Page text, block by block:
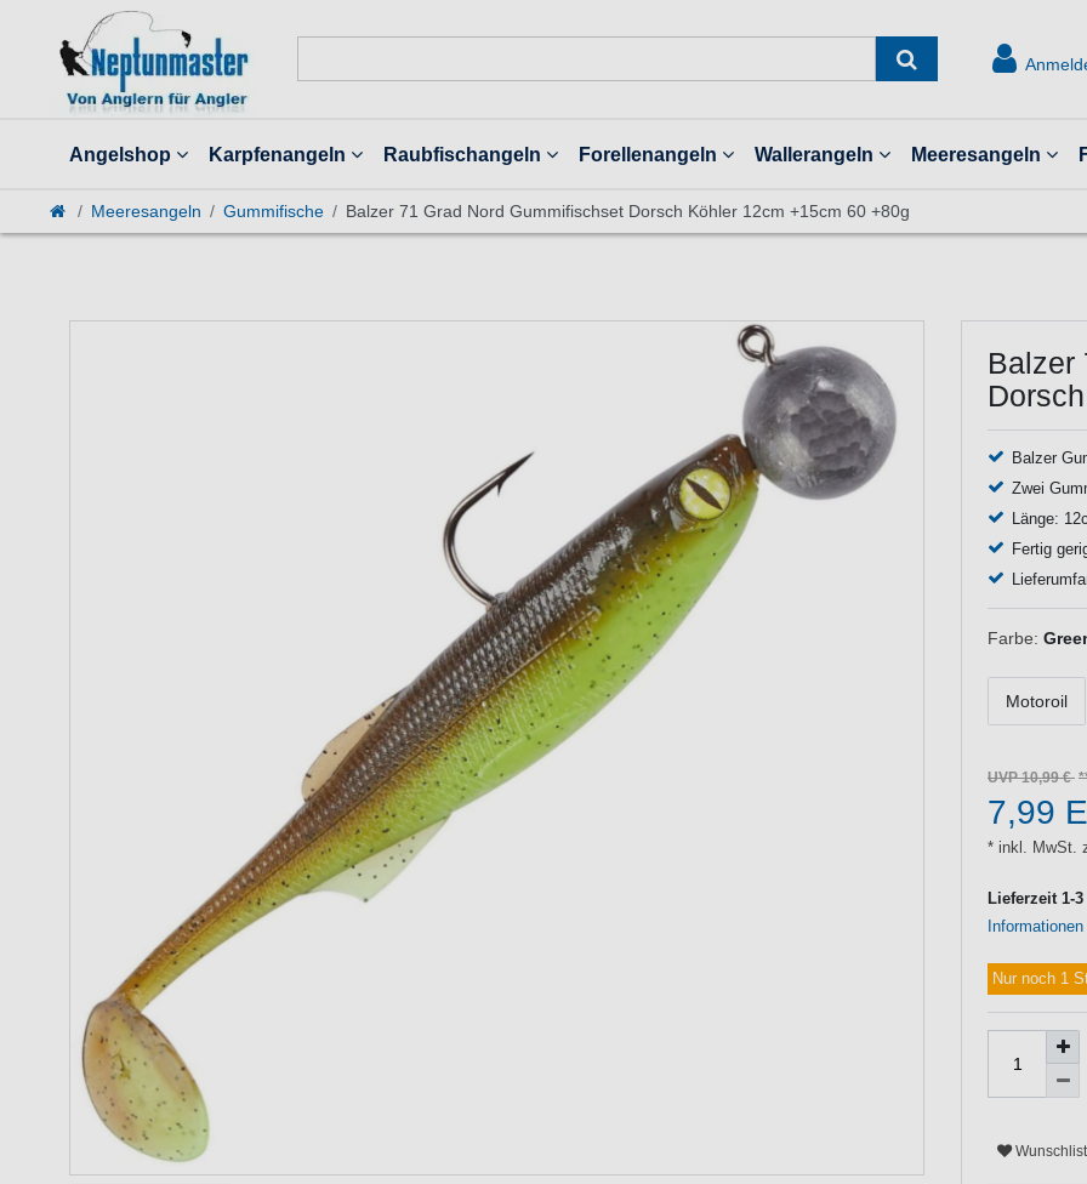
Angelshop Karpfenangeln Raubfischangeln Forellenangeln Wallerangeln Meeresangeln
Meeresangeln Gummifische Balzer 71 Grad Nord Gummifischset Dorsch Köhler 12cm +15cm 60 +80g
Balzer
Balzer
Zwei
Länge:
Fertig
Farbe:
Motoroil
UVP 10,99 €
7,99
* inkl. MwSt.
Lieferzeit 1-
Nur noch 1